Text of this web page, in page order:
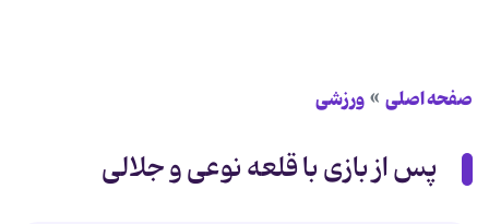
صفحه اصلی ورزشی
پس از بازی با قلعه نوعی و جلالی